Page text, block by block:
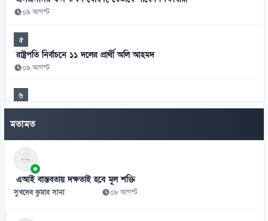
০৯ আগস্ট
৫
রাষ্ট্রপতি নির্বাচনে ১১ দলের প্রার্থী অলি আহমদ
০৯ আগস্ট
৬
৪০ ঘণ্টা পর রোম থেকে ঢাকায় ফিরলেন যাত্রীরা
০৯ আগস্ট
৭
যুক্তরাষ্ট্রের ভিসা নিয়ে এবার বড় দুঃসংবাদ!
০৯ আগস্ট
মতামত
এআই বাস্তবতায় দক্ষতাই হবে মূল শক্তি
সুখদেব কুমার সানা ০৮ আগস্ট